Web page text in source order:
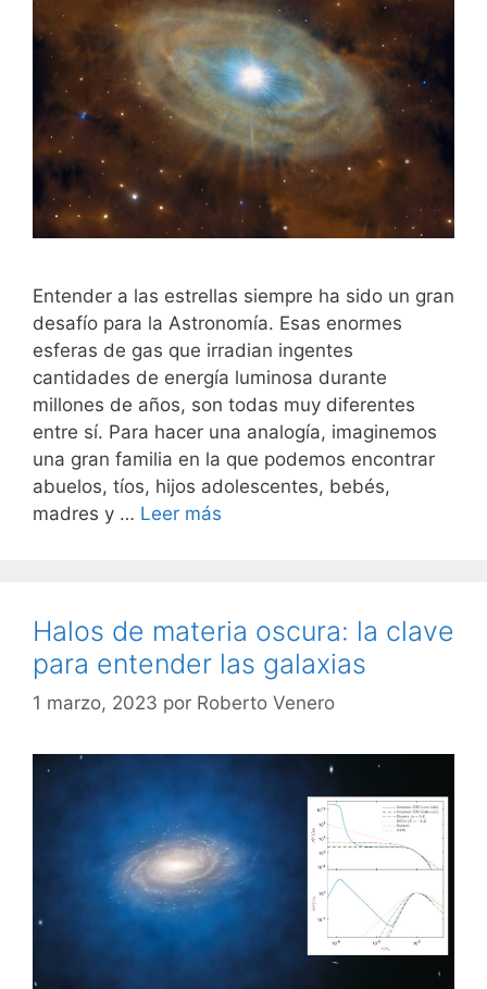
Entender a las estrellas siempre ha sido un gran
desafío para la Astronomía. Esas enormes
esferas de gas que irradian ingentes
cantidades de energía luminosa durante
millones de años, son todas muy diferentes
entre sí. Para hacer una analogía, imaginemos
una gran familia en la que podemos encontrar
abuelos, tíos, hijos adolescentes, bebés,
madres y … Leer más
Halos de materia oscura: la clave
para entender las galaxias
1 marzo, 2023 por Roberto Venero